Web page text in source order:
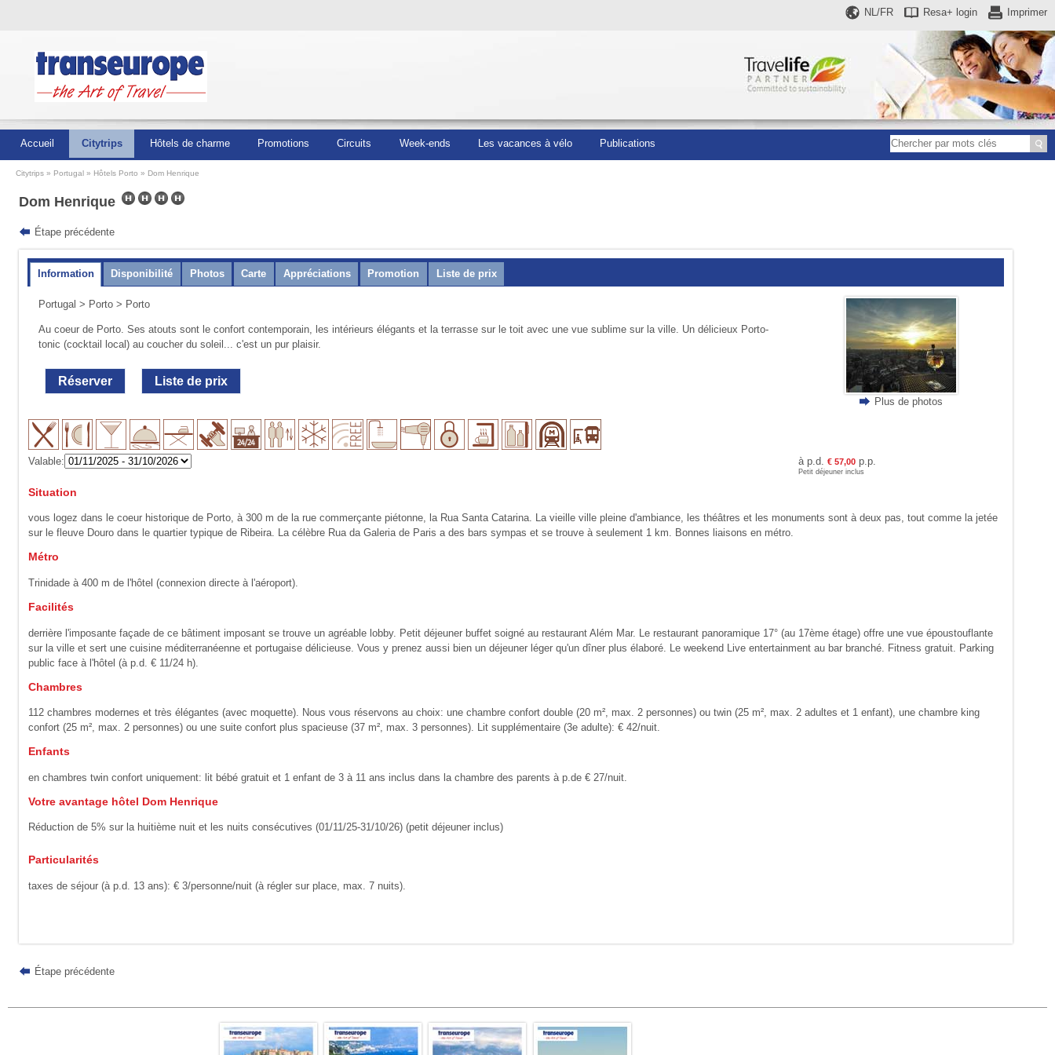
Imprimer
Resa+ login
NL/FR
Accueil Citytrips Hôtels de charme Promotions Circuits Week-ends Les vacances à vélo Publications
Citytrips Portugal Hôtels Porto Dom Henrique
Dom Henrique
Étape précédente
Information Disponibilité Photos Carte Appréciations Promotion Liste de prix
Portugal > Porto > Porto
Au coeur de Porto. Ses atouts sont le confort contemporain, les intérieurs élégants et la terrasse sur le toit avec une vue sublime sur la ville. Un délicieux Porto-
tonic (cocktail local) au coucher du soleil... c'est un pur plaisir.
Réserver Liste de prix
Plus de photos
Valable: à p.d.€ 57,00 p.p.
Petit déjeuner inclus
Situation
vous logez dans le coeur historique de Porto, à 300 m de la rue commerçante piétonne, la Rua Santa Catarina. La vieille ville pleine d'ambiance, les théâtres et les monuments sont à deux pas, tout comme la jetée
sur le fleuve Douro dans le quartier typique de Ribeira. La célèbre Rua da Galeria de Paris a des bars sympas et se trouve à seulement 1 km. Bonnes liaisons en métro.
Métro
Trinidade à 400 m de l'hôtel (connexion directe à l'aéroport).
Facilités
derrière l'imposante façade de ce bâtiment imposant se trouve un agréable lobby. Petit déjeuner buffet soigné au restaurant Além Mar. Le restaurant panoramique 17° (au 17ème étage) offre une vue époustouflante
sur la ville et sert une cuisine méditerranéenne et portugaise délicieuse. Vous y prenez aussi bien un déjeuner léger qu'un dîner plus élaboré. Le weekend Live entertainment au bar branché. Fitness gratuit. Parking
public face à l'hôtel (à p.d. € 11/24 h).
Chambres
112 chambres modernes et très élégantes (avec moquette). Nous vous réservons au choix: une chambre confort double (20 m², max. 2 personnes) ou twin (25 m², max. 2 adultes et 1 enfant), une chambre king
confort (25 m², max. 2 personnes) ou une suite confort plus spacieuse (37 m², max. 3 personnes). Lit supplémentaire (3e adulte): € 42/nuit.
Enfants
en chambres twin confort uniquement: lit bébé gratuit et 1 enfant de 3 à 11 ans inclus dans la chambre des parents à p.de € 27/nuit.
Votre avantage hôtel Dom Henrique
Réduction de 5% sur la huitième nuit et les nuits consécutives (01/11/25-31/10/26) (petit déjeuner inclus)
Particularités
taxes de séjour (à p.d. 13 ans): € 3/personne/nuit (à régler sur place, max. 7 nuits).
Étape précédente